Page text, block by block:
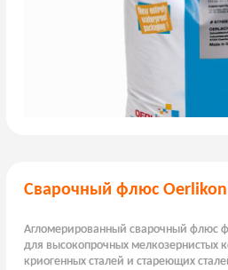
Сварочный флюс
Агломерированный сварочный флюс
для высокопрочных мелкозернистых
криогенных сталей и стареющих